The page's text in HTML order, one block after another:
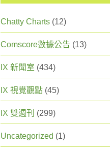
Chatty Charts (12)
Comscore數據公告 (13)
IX 新聞室 (434)
IX 視覺觀點 (45)
IX 雙週刊 (299)
Uncategorized (1)